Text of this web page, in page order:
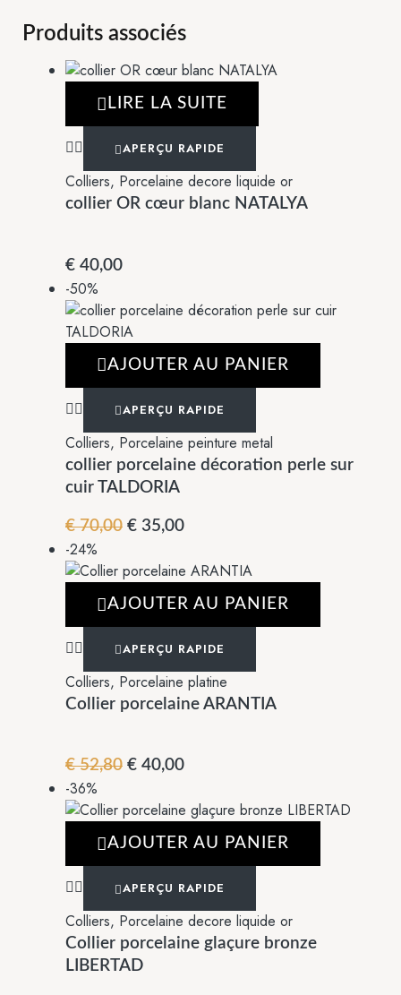
Produits associés
LIRE LA SUITE
APERÇU RAPIDE
Colliers, Porcelaine decore liquide or
collier OR cœur blanc NATALYA
€ 40,00
-50%
AJOUTER AU PANIER
APERÇU RAPIDE
Colliers, Porcelaine peinture metal
collier porcelaine décoration perle sur
cuir TALDORIA
€70,00 € 35,00
-24%
AJOUTER AU PANIER
APERÇU RAPIDE
Colliers, Porcelaine platine
Collier porcelaine ARANTIA
€52,80 € 40,00
-36%
AJOUTER AU PANIER
APERÇU RAPIDE
Colliers, Porcelaine decore liquide or
Collier porcelaine glaçure bronze
LIBERTAD